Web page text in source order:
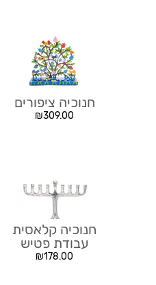
חנוכיה ציפורים
₪309.00
חנוכיה קלאסית
עבודת פטיש
₪178.00